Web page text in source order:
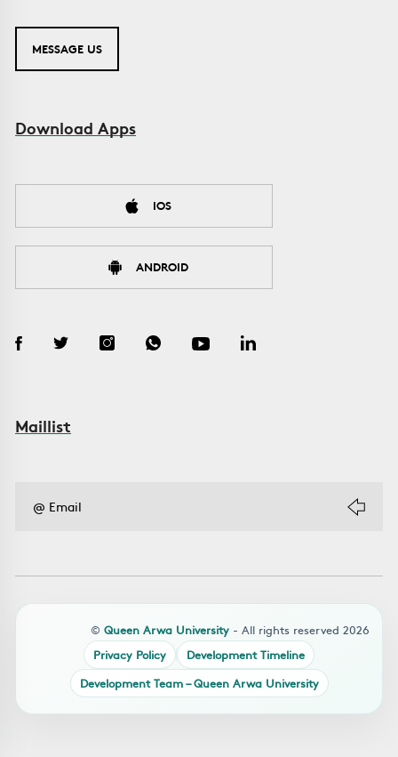
MESSAGE US
Download Apps
IOS
ANDROID
Maillist
© Queen Arwa University - All rights reserved 2026
Privacy Policy
Development Timeline
Development Team – Queen Arwa University